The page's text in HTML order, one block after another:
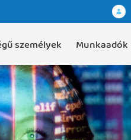
személyek Munkaadók